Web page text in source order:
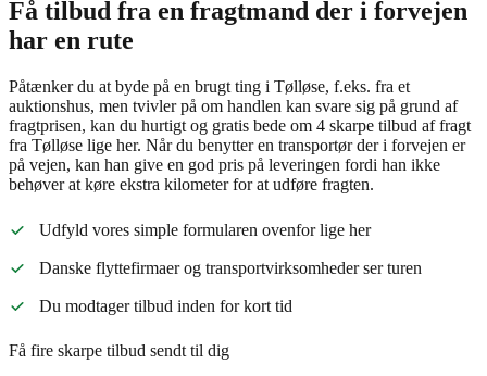
Få tilbud fra en fragtmand der i forvejen
har en rute
Påtænker du at byde på en brugt ting i Tølløse, f.eks. fra et
auktionshus, men tvivler på om handlen kan svare sig på grund af
fragtprisen, kan du hurtigt og gratis bede om 4 skarpe tilbud af fragt
fra Tølløse lige her. Når du benytter en transportør der i forvejen er
på vejen, kan han give en god pris på leveringen fordi han ikke
behøver at køre ekstra kilometer for at udføre fragten.
Udfyld vores simple formularen ovenfor lige her
Danske flyttefirmaer og transportvirksomheder ser turen
Du modtager tilbud inden for kort tid
Få fire skarpe tilbud sendt til dig